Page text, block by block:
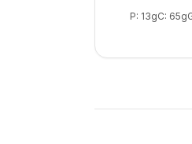
P: 13gC: 65g